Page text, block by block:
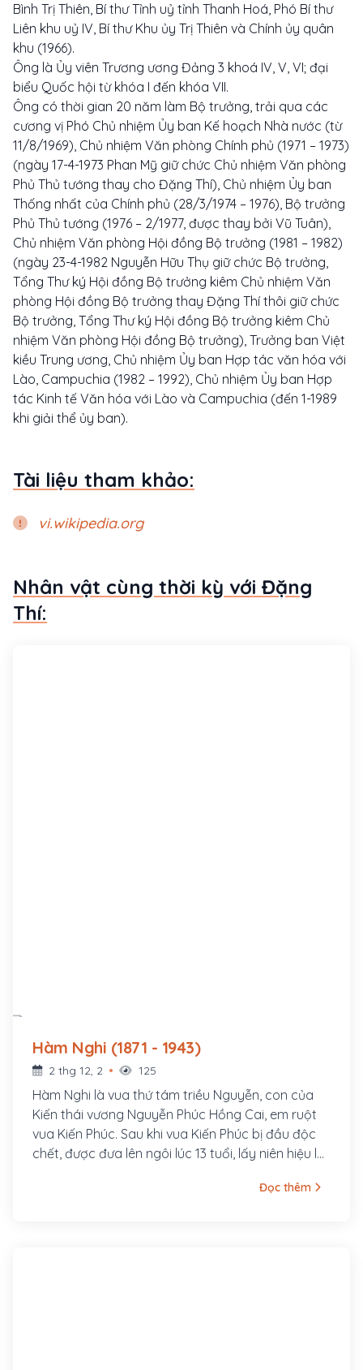
Bình Trị Thiên, Bí thư Tỉnh uỷ tỉnh Thanh Hoá, Phó Bí thư
Liên khu uỷ IV, Bí thư Khu ủy Trị Thiên và Chính ủy quân
khu (1966).
Ông là Ủy viên Trương ương Đảng 3 khoá IV, V, VI; đại
biểu Quốc hội từ khóa I đến khóa VII.
Ông có thời gian 20 năm làm Bộ trưởng, trải qua các
cương vị Phó Chủ nhiệm Ủy ban Kế hoạch Nhà nước (từ
11/8/1969), Chủ nhiệm Văn phòng Chính phủ (1971 – 1973)
(ngày 17-4-1973 Phan Mỹ giữ chức Chủ nhiệm Văn phòng
Phủ Thủ tướng thay cho Đặng Thí), Chủ nhiệm Ủy ban
Thống nhất của Chính phủ (28/3/1974 – 1976), Bộ trưởng
Phủ Thủ tướng (1976 – 2/1977, được thay bởi Vũ Tuân),
Chủ nhiệm Văn phòng Hội đồng Bộ trưởng (1981 – 1982)
(ngày 23-4-1982 Nguyễn Hữu Thụ giữ chức Bộ trưởng,
Tổng Thư ký Hội đồng Bộ trưởng kiêm Chủ nhiệm Văn
phòng Hội đồng Bộ trưởng thay Đặng Thí thôi giữ chức
Bộ trưởng, Tổng Thư ký Hội đồng Bộ trưởng kiêm Chủ
nhiệm Văn phòng Hội đồng Bộ trưởng), Trưởng ban Việt
kiều Trung ương, Chủ nhiệm Ủy ban Hợp tác văn hóa với
Lào, Campuchia (1982 – 1992), Chủ nhiệm Ủy ban Hợp
tác Kinh tế Văn hóa với Lào và Campuchia (đến 1-1989
khi giải thể ủy ban).
Tài liệu tham khảo:
vi.wikipedia.org
Nhân vật cùng thời kỳ với Đặng
Thí:
Hàm Nghi (1871 - 1943)
2 thg 12, 2 125
Hàm Nghi là vua thứ tám triều Nguyễn, con của
Kiến thái vương Nguyễn Phúc Hồng Cai, em ruột
vua Kiến Phúc. Sau khi vua Kiến Phúc bị đầu độc
chết, được đưa lên ngôi lúc 13 tuổi, lấy niên hiệu là
Đọc thêm